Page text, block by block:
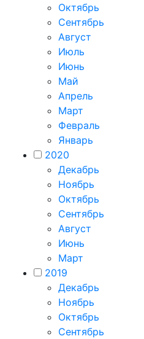
Октябрь
Сентябрь
Август
Июль
Июнь
Май
Апрель
Март
Февраль
Январь
2020
Декабрь
Ноябрь
Октябрь
Сентябрь
Август
Июнь
Март
2019
Декабрь
Ноябрь
Октябрь
Сентябрь